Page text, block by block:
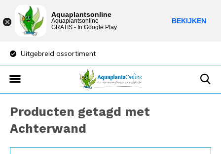
Uitgebreid assortiment
Producten getagd met
Achterwand
Aquaplantsonline
Aquaplantsonline
GRATIS - In Google Play
BEKIJKEN